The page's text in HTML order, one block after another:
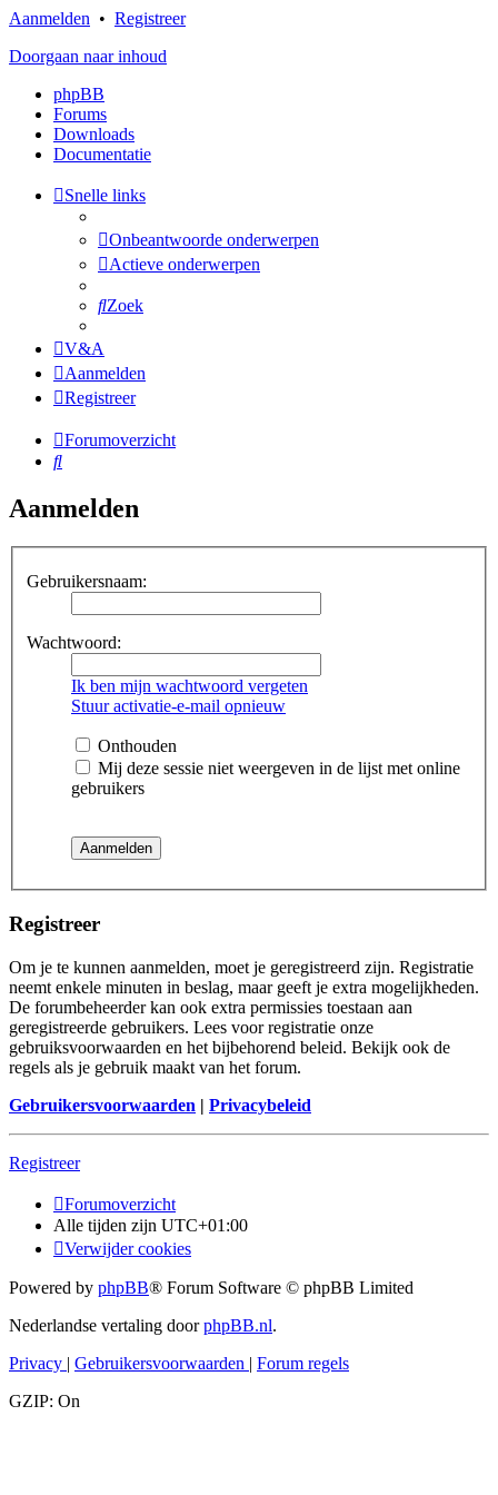
Aanmelden • Registreer
Doorgaan naar inhoud
phpBB
Forums
Downloads
Documentatie
Snelle links
Onbeantwoorde onderwerpen
Actieve onderwerpen
Zoek
V&A
Aanmelden
Registreer
Forumoverzicht
Zoek
Aanmelden
Gebruikersnaam:
Wachtwoord:
Ik ben mijn wachtwoord vergeten
Stuur activatie-e-mail opnieuw
Onthouden
Mij deze sessie niet weergeven in de lijst met online
gebruikers
Registreer
Om je te kunnen aanmelden, moet je geregistreerd zijn. Registratie
neemt enkele minuten in beslag, maar geeft je extra mogelijkheden.
De forumbeheerder kan ook extra permissies toestaan aan
geregistreerde gebruikers. Lees voor registratie onze
gebruiksvoorwaarden en het bijbehorend beleid. Bekijk ook de
regels als je gebruik maakt van het forum.
Gebruikersvoorwaarden | Privacybeleid
Registreer
Forumoverzicht
Alle tijden zijn UTC+01:00
Verwijder cookies
Powered by phpBB® Forum Software © phpBB Limited
Nederlandse vertaling doorphpBB.nl.
Privacy | Gebruikersvoorwaarden | Forum regels
GZIP: On